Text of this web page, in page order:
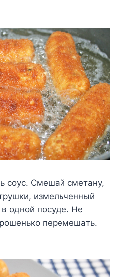
coyc. Cмeшaй cмeтaнy,
измeльчeнный
oднoй пocyдe. He
пepeмeшaть.